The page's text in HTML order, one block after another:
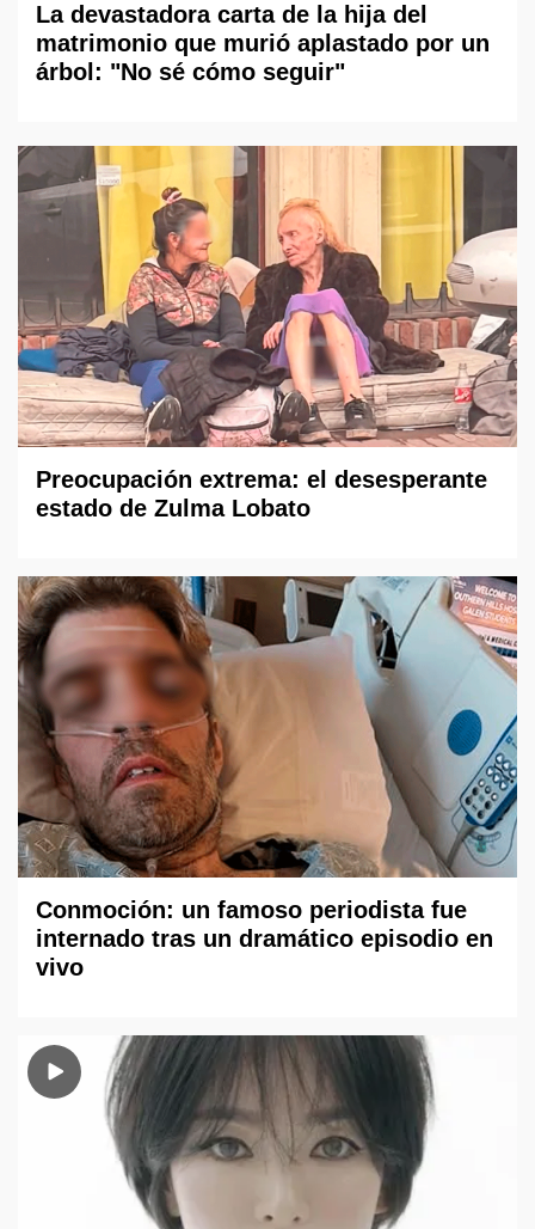
La devastadora carta de la hija del
matrimonio que murió aplastado por un
árbol: "No sé cómo seguir"
Preocupación extrema: el desesperante
estado de Zulma Lobato
Conmoción: un famoso periodista fue
internado tras un dramático episodio en
vivo